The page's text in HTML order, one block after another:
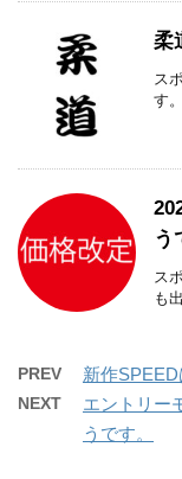
柔
ス
す
う
ス
も
PREV 新作SPEED
NEXT
エントリー
うです。